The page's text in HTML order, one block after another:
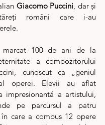
Giacomo Puccini , dar și
români care i-au
marcat 100 de ani de la
a compozitorului
cunoscut ca „geniul
al operei. Elevii au aflat
impresionantă a artistului,
pe parcursul a patru
care a compus 12 opere